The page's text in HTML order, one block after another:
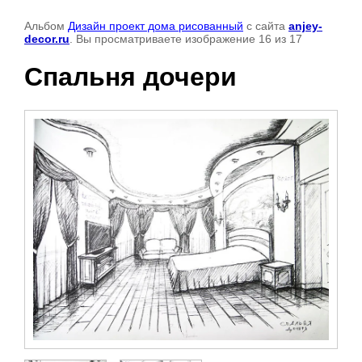
Альбом Дизайн проект дома рисованный с сайта anjey-
decor.ru . Вы просматриваете изображение 16 из 17
Спальня дочери